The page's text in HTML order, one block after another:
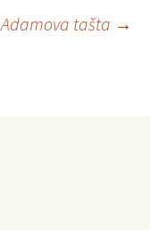
Adamova tašta →